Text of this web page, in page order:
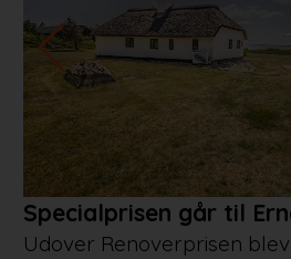
Specialprisen går til
Udover Renoverprisen